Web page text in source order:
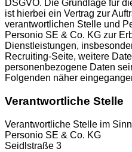
DSGVO. Die Grundlage für
ist hierbei ein Vertrag zur
verantwortlichen Stelle und
Personio SE & Co. KG zur
Dienstleistungen,
Recruiting-Seite, weitere
personenbezogene Daten
Folgenden näher
Verantwortliche Stelle
Verantwortliche Stelle im
Personio SE & Co. KG
Seidlstraße 3